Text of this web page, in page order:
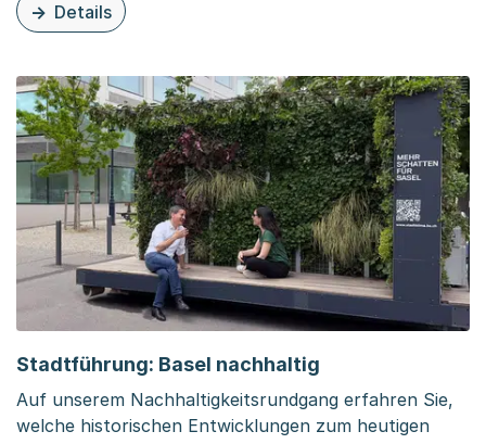
Details
zu diesem Inhalt: Schulangebote der IG saubere Umwelt
Stadtführung: Basel nachhaltig
Auf unserem Nachhaltigkeitsrundgang erfahren Sie,
welche historischen Entwicklungen zum heutigen